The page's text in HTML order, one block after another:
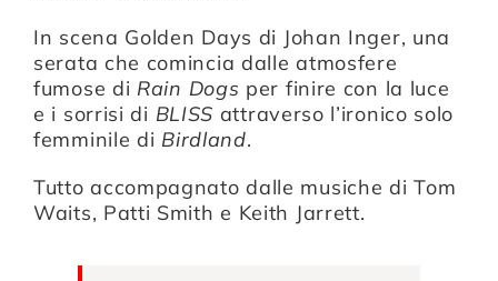
Compagnia
In scena Golden Days di Johan Inger, una
serata che comincia dalle atmosfere
fumose di Rain Dogs per finire con la luce
e i sorrisi di BLISS attraverso l’ironico solo
femminile di Birdland.
Tutto accompagnato dalle musiche di Tom
Waits, Patti Smith e Keith Jarrett.